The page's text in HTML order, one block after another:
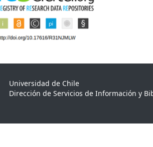
Universidad de Chile
Dirección de Servicios de Información y